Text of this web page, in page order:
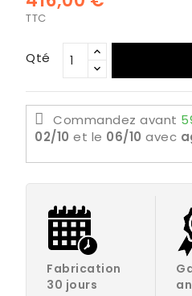
TTC
Qté
Commandez avant
02/10 et le 06/10 avec
Fabrication
30 jours